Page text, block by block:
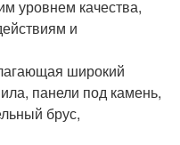
уровнем качества,
и
широкий
панели под камень,
брус,